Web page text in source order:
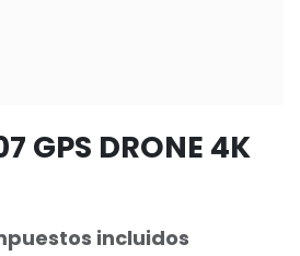
GPS DRONE 4K
incluidos